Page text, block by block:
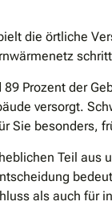
die örtliche
Prozent der
versorgt.
Sie
Teil
als auch für